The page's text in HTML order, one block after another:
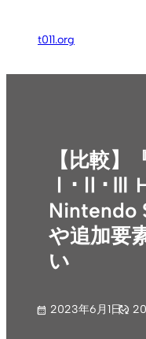
ス
t011.org
【比較】
Ⅰ･Ⅱ･Ⅲ
Nintendo
や追加要
い
2023年6月1日